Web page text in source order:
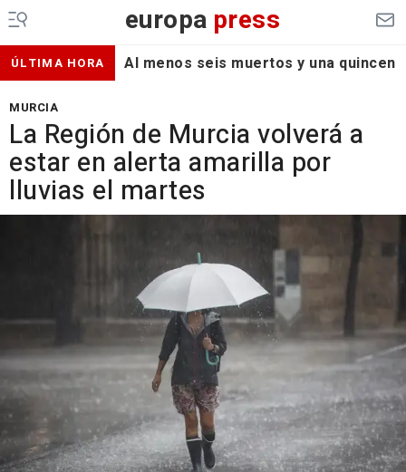
europa press
ÚLTIMA HORA Al menos seis muertos y una
MURCIA
La Región de Murcia volverá a
estar en alerta amarilla por
lluvias el martes